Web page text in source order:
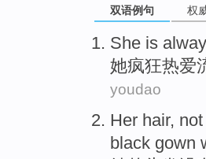
双语例句 权
She is
她疯狂热爱
youdao
Her hair,
black gown